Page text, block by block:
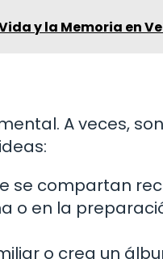
y la Memoria en
A veces,
se compartan
o en la
o crea un